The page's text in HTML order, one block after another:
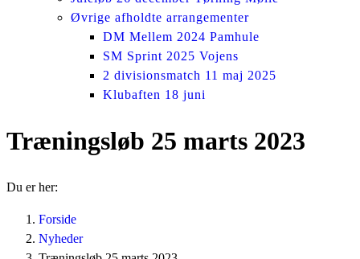
Øvrige afholdte arrangementer
DM Mellem 2024 Pamhule
SM Sprint 2025 Vojens
2 divisionsmatch 11 maj 2025
Klubaften 18 juni
Træningsløb 25 marts 2023
Du er her:
Forside
Nyheder